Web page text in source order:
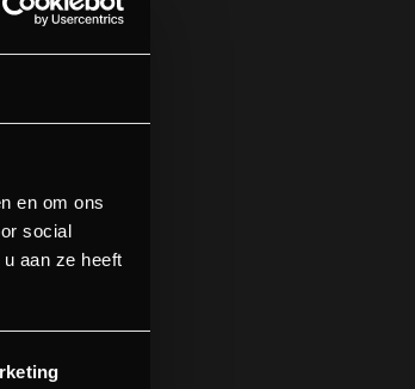
en om ons
social
aan ze heeft